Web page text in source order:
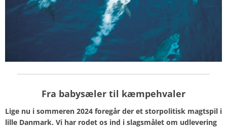
Fra babysæler til kæmpehvaler
Lige nu i sommeren 2024 foregår der et storpolitisk magtspil i
lille Danmark. Vi har rodet os ind i slagsmålet om udlevering